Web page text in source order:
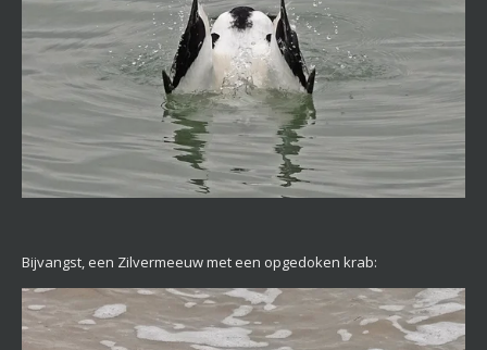
Bijvangst, een Zilvermeeuw met een opgedoken krab: